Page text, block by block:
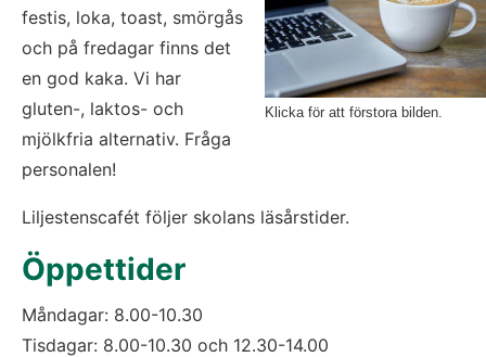
Klicka för att förstora bilden.
festis, loka, toast, smörgås
och på fredagar finns det
en god kaka. Vi har
gluten-, laktos- och
mjölkfria alternativ. Fråga
personalen!
Liljestenscafét följer skolans läsårstider.
Öppettider
Måndagar: 8.00-10.30
Tisdagar: 8.00-10.30 och 12.30-14.00